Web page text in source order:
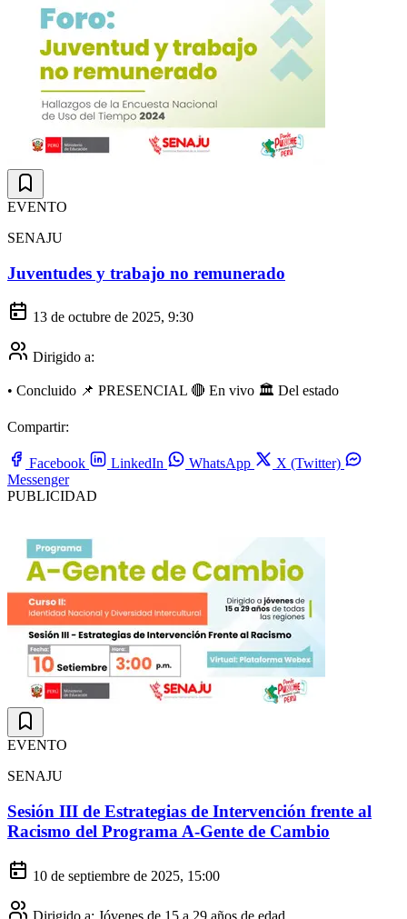
EVENTO
SENAJU
Juventudes y trabajo no remunerado
13 de octubre de 2025, 9:30
Dirigido a:
• Concluido 📌 PRESENCIAL 🔴 En vivo 🏛️ Del estado
Compartir:
Facebook LinkedIn WhatsApp
X (Twitter)
Messenger
PUBLICIDAD
EVENTO
SENAJU
Sesión III de Estrategias de Intervención frente al
Racismo del Programa A-Gente de Cambio
10 de septiembre de 2025, 15:00
Dirigido a: Jóvenes de 15 a 29 años de edad.